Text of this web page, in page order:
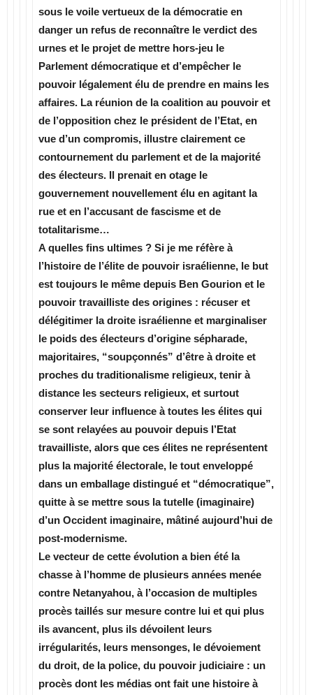
sous le voile vertueux de la démocratie en
danger un refus de reconnaître le verdict des
urnes et le projet de mettre hors-jeu le
Parlement démocratique et d’empêcher le
pouvoir légalement élu de prendre en mains les
affaires. La réunion de la coalition au pouvoir et
de l’opposition chez le président de l’Etat, en
vue d’un compromis, illustre clairement ce
contournement du parlement et de la majorité
des électeurs. Il prenait en otage le
gouvernement nouvellement élu en agitant la
rue et en l’accusant de fascisme et de
totalitarisme…
A quelles fins ultimes ? Si je me réfère à
l’histoire de l’élite de pouvoir israélienne, le but
est toujours le même depuis Ben Gourion et le
pouvoir travailliste des origines : récuser et
délégitimer la droite israélienne et marginaliser
le poids des électeurs d’origine sépharade,
majoritaires, “soupçonnés” d’être à droite et
proches du traditionalisme religieux, tenir à
distance les secteurs religieux, et surtout
conserver leur influence à toutes les élites qui
se sont relayées au pouvoir depuis l’Etat
travailliste, alors que ces élites ne représentent
plus la majorité électorale, le tout enveloppé
dans un emballage distingué et “démocratique”,
quitte à se mettre sous la tutelle (imaginaire)
d’un Occident imaginaire, mâtiné aujourd’hui de
post-modernisme.
Le vecteur de cette évolution a bien été la
chasse à l’homme de plusieurs années menée
contre Netanyahou, à l’occasion de multiples
procès taillés sur mesure contre lui et qui plus
ils avancent, plus ils dévoilent leurs
irrégularités, leurs mensonges, le dévoiement
du droit, de la police, du pouvoir judiciaire : un
procès dont les médias ont fait une histoire à